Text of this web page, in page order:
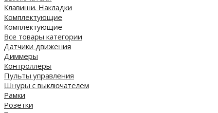
Клавиши. Накладки
Комплектующие
Комплектующие
Все товары категории
Датчики движения
Диммеры
Контроллеры
Пульты управления
Шнуры с выключателем
Рамки
Розетки